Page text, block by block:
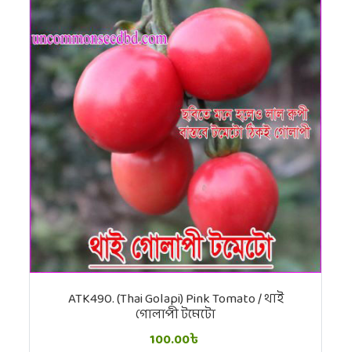
ATK490. (Thai Golapi) Pink Tomato / থাই
গোলাপী টমেটো
100.00৳